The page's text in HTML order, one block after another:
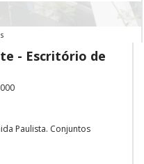
- Escritório de
Paulista. Conjuntos